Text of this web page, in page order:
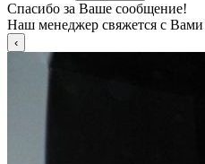
Спасибо за Ваше сообщение!
Наш менеджер свяжется с